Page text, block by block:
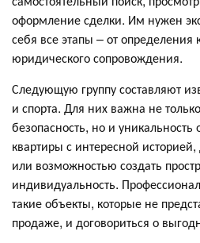
оформление сделки. Им нужен
себя все этапы – от определения
юридического сопровождения.
Следующую группу составляют
и спорта. Для них важна не
безопасность, но и
квартиры с интересной
или возможностью создать
индивидуальность.
такие объекты, которые не
продаже, и договориться о